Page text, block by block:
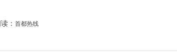
： 首都热线